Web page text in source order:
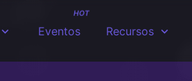
Eventos
HOT
Recursos